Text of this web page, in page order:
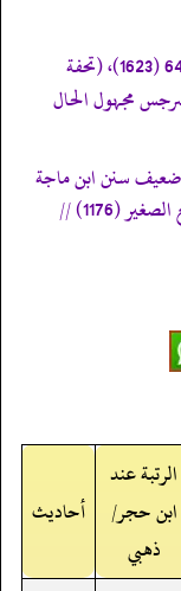
«سنن ابن ماجہ/الجنائز 64 (1623)، (تحفة
سرجس مجہول الحال
ماجة (1623) // ضعيف سنن ابن ماجة
الرتبة عند
ابن حجر/
ذهبي
أحاديث